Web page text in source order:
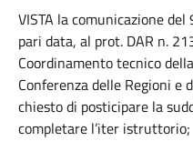
VISTA la comunicazione
pari data, al prot. DAR n.
Coordinamento tecnico
Conferenza delle Regioni e
chiesto di posticipare la
completare l’iter istruttorio;